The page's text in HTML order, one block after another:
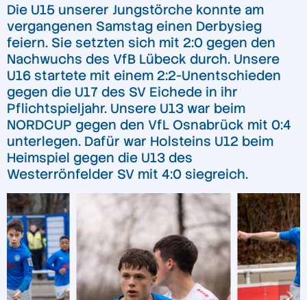
Die U15 unserer Jungstörche konnte am
vergangenen Samstag einen Derbysieg
feiern. Sie setzten sich mit 2:0 gegen den
Nachwuchs des VfB Lübeck durch. Unsere
U16 startete mit einem 2:2-Unentschieden
gegen die U17 des SV Eichede in ihr
Pflichtspieljahr. Unsere U13 war beim
NORDCUP gegen den VfL Osnabrück mit 0:4
unterlegen. Dafür war Holsteins U12 beim
Heimspiel gegen die U13 des
Westerrönfelder SV mit 4:0 siegreich.